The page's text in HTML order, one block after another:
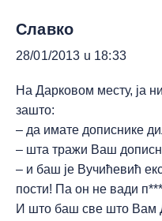
Славко
28/01/2013 u 18:33
На Дарковом месту, ја
зашто:
– да имате дописнике
– шта тражи Ваш
– и баш је Вучићевић
пости! Па он не вади
И што баш све што Вам